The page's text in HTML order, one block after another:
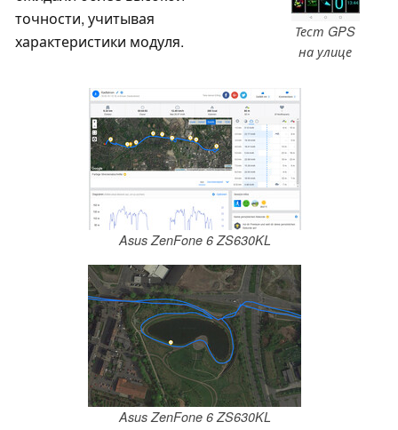
Тест GPS
на улице
точности, учитывая
характеристики модуля.
Asus ZenFone 6 ZS630KL
Asus ZenFone 6 ZS630KL